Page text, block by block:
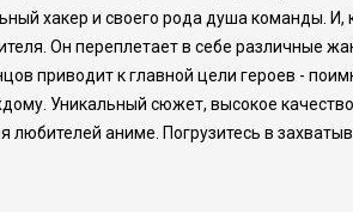
хакер и своего рода душа команды. И,
Он переплетает в себе различные
приводит к главной цели героев -
Уникальный сюжет, высокое
любителей аниме. Погрузитесь в